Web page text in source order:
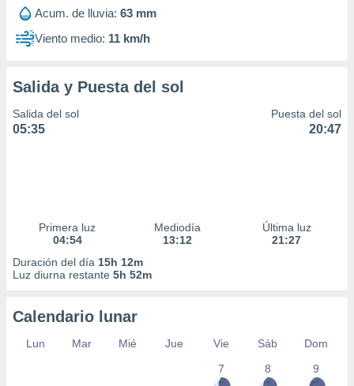
Acum. de lluvia: 63 mm
Viento medio: 11 km/h
Salida y Puesta del sol
Salida del sol
05:35
Puesta del sol
20:47
Primera luz
04:54
Mediodía
13:12
Última luz
21:27
Duración del día 15h 12m
Luz diurna restante 5h 52m
Calendario lunar
Lun Mar Mié Jue Vie Sáb
Dom
7
8 9